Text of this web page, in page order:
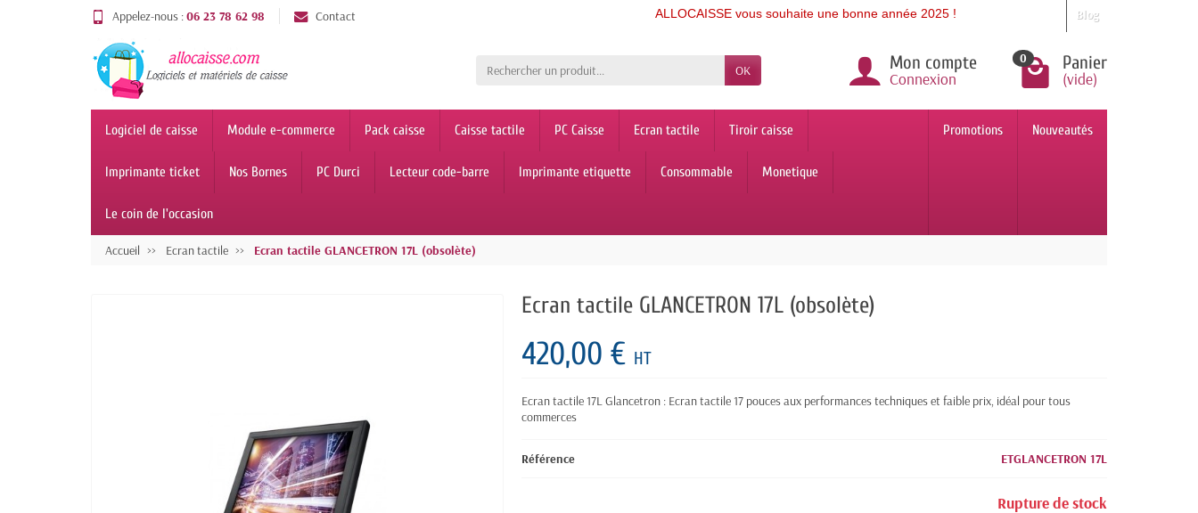
Appelez-nous :06 23 78 62 98 Contact Blog
OK Mon compte
Connexion
0 Panier
(vide)
ALLOCAISSE vous souhaite une bonne année 2025 !
Logiciel de caisse Module e-commerce Pack caisse Caisse tactile PC Caisse Ecran tactile Tiroir caisse
Imprimante ticket Nos Bornes PC Durci Lecteur code-barre Imprimante etiquette Consommable Monetique
Le coin de l'occasion
Promotions Nouveautés
Accueil Ecran tactile Ecran tactile GLANCETRON 17L (obsolète)
Ecran tactile GLANCETRON 17L (obsolète)
420,00 € HT
Ecran tactile 17L Glancetron : Ecran tactile 17 pouces aux performances techniques et faible prix, idéal pour tous
commerces
Référence ETGLANCETRON 17L
Rupture de stock